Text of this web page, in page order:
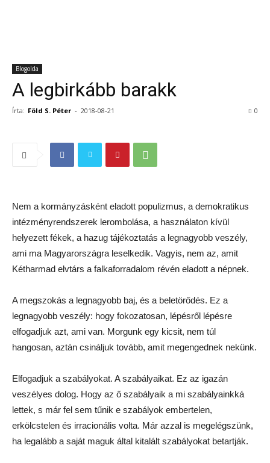
Blogolda
A legbirkább barakk
Írta: Föld S. Péter - 2018-08-21 0
Nem a kormányzásként eladott populizmus, a demokratikus
intézményrendszerek lerombolása, a használaton kívül
helyezett fékek, a hazug tájékoztatás a legnagyobb veszély,
ami ma Magyarországra leselkedik. Vagyis, nem az, amit
Kétharmad elvtárs a falkaforradalom révén eladott a népnek.
A megszokás a legnagyobb baj, és a beletörődés. Ez a
legnagyobb veszély: hogy fokozatosan, lépésről lépésre
elfogadjuk azt, ami van. Morgunk egy kicsit, nem túl
hangosan, aztán csináljuk tovább, amit megengednek nekünk.
Elfogadjuk a szabályokat. A szabályaikat. Ez az igazán
veszélyes dolog. Hogy az ő szabályaik a mi szabályainkká
lettek, s már fel sem tűnik e szabályok embertelen,
erkölcstelen és irracionális volta. Már azzal is megelégszünk,
ha legalább a saját maguk által kitalált szabályokat betartják.